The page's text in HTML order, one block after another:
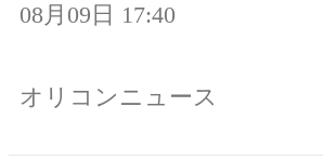
08月09日 17:40
オリコンニュース